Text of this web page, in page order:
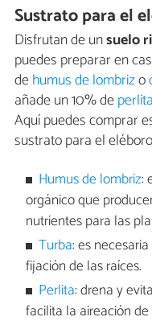
Sustrato para el
Disfrutan de unsuelo
puedes preparar en
dehumus de lombrizo
añade un 10% deperlita
Aquí puedes comprar
sustrato para el
Humus de lombriz:
orgánico que
nutrientes para las
Turba: es
fijación de las raíces.
Perlita: drena y
facilita la aireación